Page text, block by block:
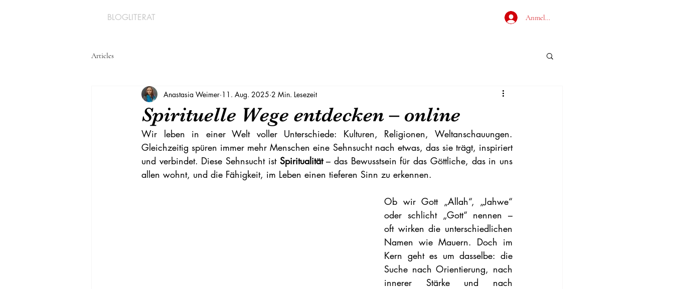
BLOGLITERAT Anmelden
Articles
Spirituelle Wege entdecken – online
Anastasia Weimer 11. Aug. 2025 2 Min. Lesezeit
Wir leben in einer Welt voller Unterschiede: Kulturen, Religionen, Weltanschauungen.
Gleichzeitig spüren immer mehr Menschen eine Sehnsucht nach etwas, das sie trägt, inspiriert
und verbindet. Diese Sehnsucht ist Spiritualität – das Bewusstsein für das Göttliche, das in uns
allen wohnt, und die Fähigkeit, im Leben einen tieferen Sinn zu erkennen.
Ob wir Gott „Allah“, „Jahwe“
oder schlicht „Gott“ nennen –
oft wirken die unterschiedlichen
Namen wie Mauern. Doch im
Kern geht es um dasselbe: die
Suche nach Orientierung, nach
innerer Stärke und nach